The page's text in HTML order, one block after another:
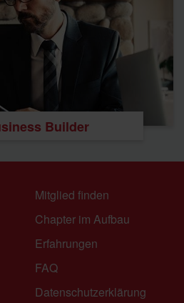
Builder
Mitglied finden
Chapter im Aufbau
Erfahrungen
FAQ
Datenschutzerklärung